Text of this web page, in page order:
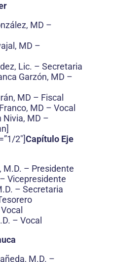
MD –
MD –
Lic. – Secretaria
Garzón, MD –
MD – Fiscal
MD – Vocal
Nivia, MD –
2″]Capítulo Eje
M.D. – Presidente
Vicepresidente
– Secretaria
– Vocal
M.D. –